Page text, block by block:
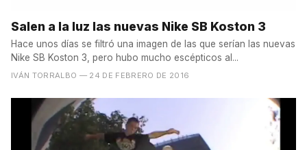
Salen a la luz las nuevas Nike SB Koston 3
Hace unos días se filtró una imagen de las que serían las nuevas
Nike SB Koston 3, pero hubo mucho escépticos al...
IVÁN TORRALBO — 24 DE FEBRERO DE 2016